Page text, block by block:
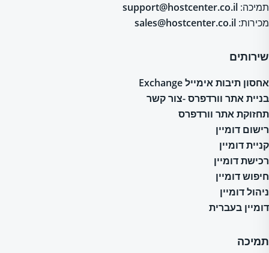
תמיכה: support@hostcenter.co.il
מכירות: sales@hostcenter.co.il
שירותים
אחסון תיבות אימייל Exchange
בניית אתר וורדפרס -צור קשר
תחזוקת אתר וורדפרס
רישום דומיין
קניית דומיין
רכישת דומיין
חיפוש דומיין
ניהול דומיין
דומיין בעברית
תמיכה